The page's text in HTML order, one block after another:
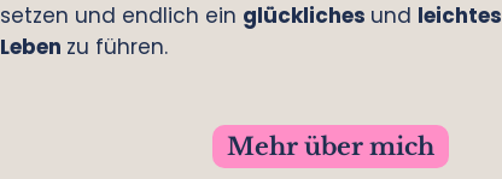
setzen und endlich ein glückliches und leichtes
Leben zu führen.
Mehr über mich